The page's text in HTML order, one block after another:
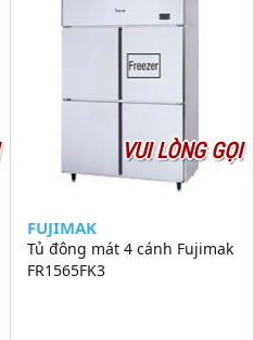
VUI LÒNG GỌI
FUJIMAK
Tủ đông mát 4 cánh Fujimak
FR1565FK3